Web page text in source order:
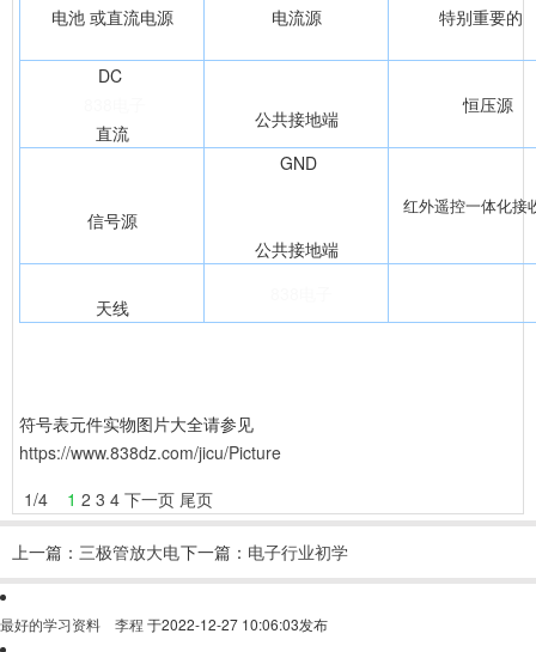
电池 或直流电源 电流源 特别重要的
DC
直流
公共接地端
恒压源
信号源
GND
公共接地端
红外遥控一体化接
天线
符号表元件实物图片大全请参见
https://www.838dz.com/jicu/Picture
1/4 1 2 3 4 下一页 尾页
上一篇： 三极管放大电下一篇： 电子行业初学
最好的学习资料 李程 于2022-12-27 10:06:03发布